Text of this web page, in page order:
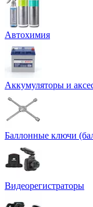
Автохимия
Аккумуляторы и
Баллонные ключи
Видеорегистраторы